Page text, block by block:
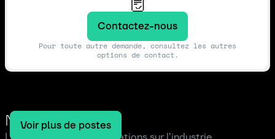
Contactez-nous
Pour toute autre demande, consultez les autres
options de contact.
Notre blog
Voir plus de postes